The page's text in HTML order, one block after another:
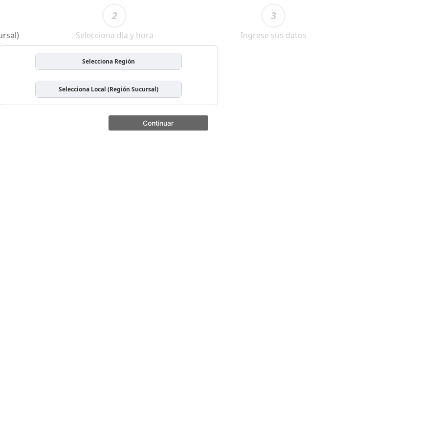
2
Selecciona dia y hora
3
Ingrese sus datos
Selecciona Región
Selecciona Local (Región Sucursal)
Continuar